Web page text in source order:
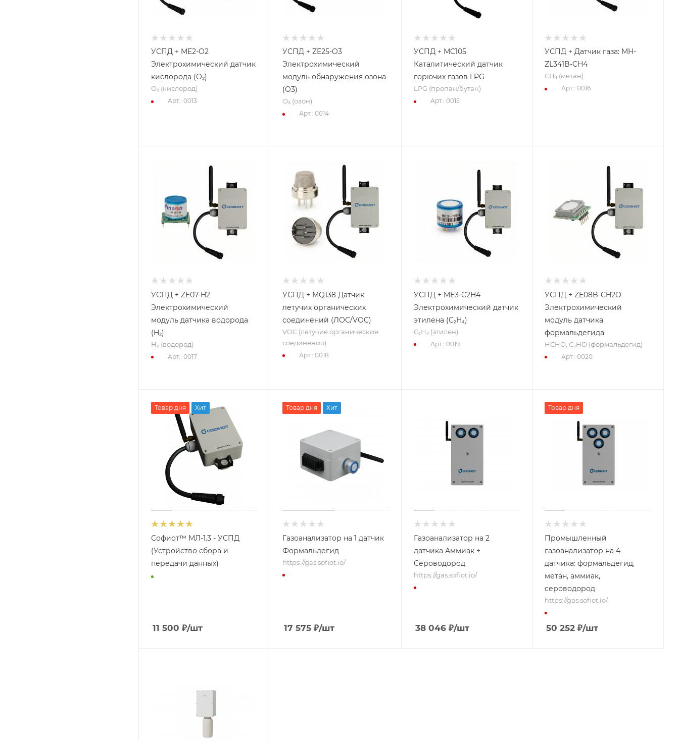
УСПД + ME2-O2
Электрохимический датчик
кислорода (O₂)
O₂ (кислород)
Арт.: 0013
УСПД + ZE25-O3
Электрохимический
модуль обнаружения озона
(O3)
O₃ (озон)
Арт.: 0014
УСПД + MC105
Каталитический датчик
горючих газов LPG
LPG (пропан/бутан)
Арт.: 0015
УСПД + Датчик газа: MH-
ZL341B-CH4
CH₄ (метан)
Арт.: 0016
УСПД + ZE07-H2
Электрохимический
модуль датчика водорода
(H₂)
H₂ (водород)
Арт.: 0017
УСПД + MQ138 Датчик
летучих органических
соединений (ЛОС/VOC)
VOC (летучие органические
соединения)
Арт.: 0018
УСПД + ME3-C2H4
Электрохимический датчик
этилена (C₂H₄)
C₂H₄ (этилен)
Арт.: 0019
УСПД + ZE08B-CH2O
Электрохимический
модуль датчика
формальдегида
HCHO, C₂HO (формальдегид)
Арт.: 0020
Товар дня Хит
Софиот™ МЛ-1.3 - УСПД
(Устройство сбора и
передачи данных)
11 500 ₽/шт
Товар дня Хит
Газоанализатор на 1 датчик
Формальдегид
https://gas.sofiot.io/
17 575₽/шт
Газоанализатор на 2
датчика Аммиак +
Сероводород
https://gas.sofiot.io/
38 046₽/шт
Товар дня
Промышленный
газоанализатор на 4
датчика: формальдегид,
метан, аммиак,
сероводород
https://gas.sofiot.io/
50 252 ₽/шт